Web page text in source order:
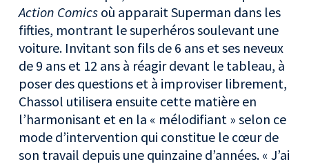
Action Comics où apparait Superman dans les
fifties, montrant le superhéros soulevant une
voiture. Invitant son fils de 6 ans et ses neveux
de 9 ans et 12 ans à réagir devant le tableau, à
poser des questions et à improviser librement,
Chassol utilisera ensuite cette matière en
l’harmonisant et en la « mélodifiant » selon ce
mode d’intervention qui constitue le cœur de
son travail depuis une quinzaine d’années. « J’ai